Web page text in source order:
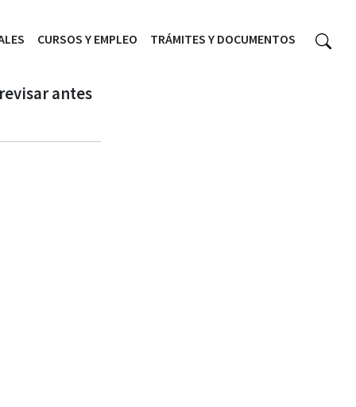
CURSOS Y EMPLEO TRÁMITES Y DOCUMENTOS
antes